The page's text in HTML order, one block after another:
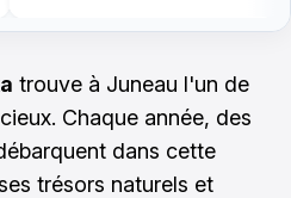
trouve à Juneau l'un de
Chaque année, des
dans cette
trésors naturels et